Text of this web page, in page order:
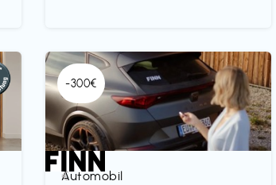
-300€
Automobil
€‎